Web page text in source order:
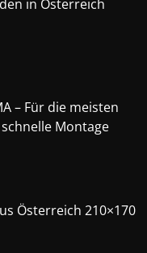
in Österreich
– Für die meisten
Montage
Österreich 210×170